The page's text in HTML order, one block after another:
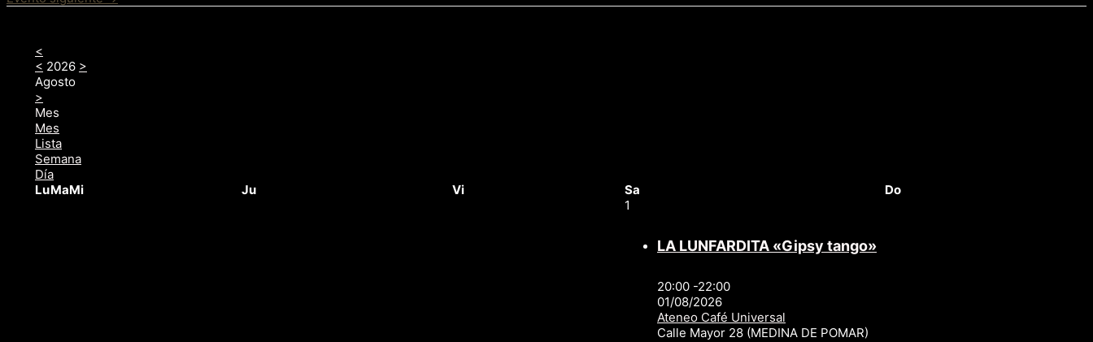
<
< 2026 >
Agosto
>
Mes
Mes
Lista
Semana
Día
LuMaMi Ju Vi Sa
Do
1
LA LUNFARDITA «Gipsy tango»
20:00 -22:00
01/08/2026
Ateneo Café Universal
Calle Mayor 28 (MEDINA DE POMAR)